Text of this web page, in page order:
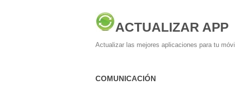
ACTUALIZAR APP
Actualizar las mejores aplicaciones para tu móvil
COMUNICACIÓN